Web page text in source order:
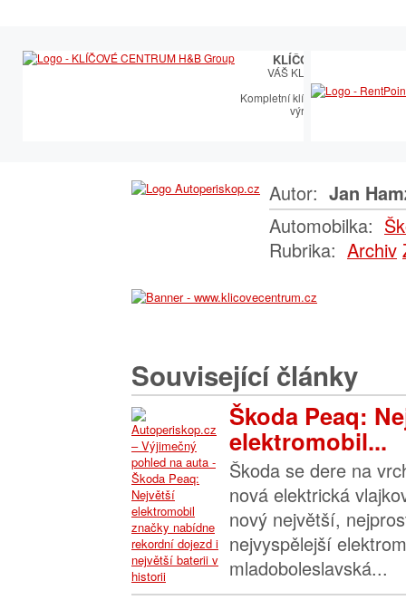
KLÍČOVÉ CENTRUM
VÁŠ KLÍČOVÝ PARTNER
Kompletní klíčařský sortiment
výroby autoklíčů
Autor: Jan
Automobilka:
Rubrika: Archiv
Související články
Škoda Peaq:
elektromobil...
Škoda se dere na
nová elektrická
nový největší,
nejvyspělejší
mladoboleslavská...